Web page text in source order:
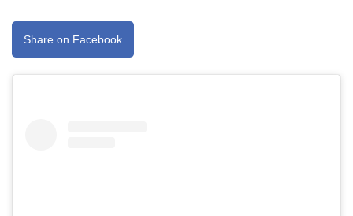
Share on Facebook